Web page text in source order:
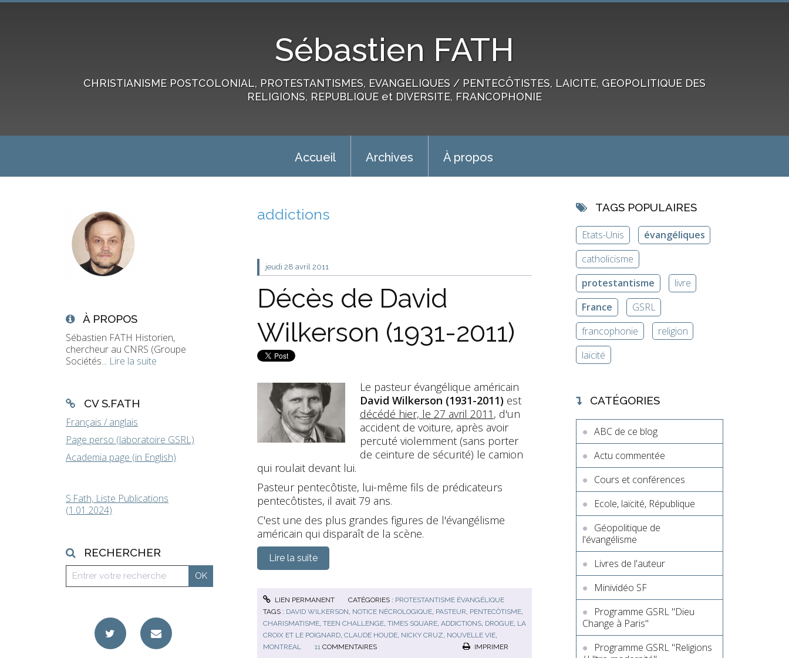
Sébastien FATH
CHRISTIANISME POSTCOLONIAL, PROTESTANTISMES, EVANGELIQUES / PENTECÔTISTES, LAICITE, GEOPOLITIQUE DES
RELIGIONS, REPUBLIQUE et DIVERSITE, FRANCOPHONIE
Accueil Archives À propos
À PROPOS
Sébastien FATH Historien,
chercheur au CNRS (Groupe
Sociétés... Lire la suite
CV S.FATH
Français / anglais
Page perso (laboratoire GSRL)
Academia page (in English)
S.Fath, Liste Publications
(1.01.2024)
RECHERCHER
addictions
jeudi 28 avril 2011
Décès de David
Wilkerson (1931-2011)
Le pasteur évangélique américain
David Wilkerson (1931-2011)est
décédé hier, le 27 avril 2011 , d'un
accident de voiture, après avoir
percuté violemment (sans porter
de ceinture de sécurité) le camion
qui roulait devant lui.
Pasteur pentecôtiste, lui-même fils de prédicateurs
pentecôtistes, il avait 79 ans.
C'est une des plus grandes figures de l'évangélisme
américain qui disparaît de la scène.
Lire la suite
LIEN PERMANENT CATÉGORIES : PROTESTANTISME ÉVANGÉLIQUE
TAGS : DAVID WILKERSON, NOTICE NÉCROLOGIQUE, PASTEUR, PENTECÔTISME,
CHARISMATISME, TEEN CHALLENGE, TIMES SQUARE, ADDICTIONS, DROGUE, LA
CROIX ET LE POIGNARD, CLAUDE HOUDE, NICKY CRUZ, NOUVELLE VIE,
MONTREAL
11 COMMENTAIRES IMPRIMER
TAGS POPULAIRES
Etats-Unis
évangéliques
catholicisme
protestantisme
livre
France
GSRL
francophonie
religion
laïcité
CATÉGORIES
ABC de ce blog
Actu commentée
Cours et conférences
Ecole, laïcité, République
Géopolitique de
l'évangélisme
Livres de l'auteur
Minividéo SF
Programme GSRL "Dieu
Change à Paris"
Programme GSRL "Religions